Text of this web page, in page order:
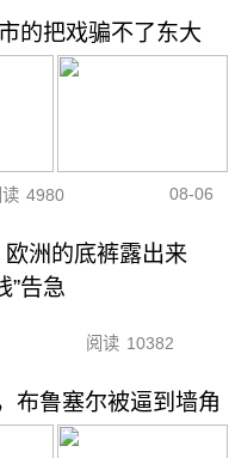
的把戏骗不了东大
4980 08-06
洲的底裤露出来
”告急
阅读 10382
布鲁塞尔被逼到墙角